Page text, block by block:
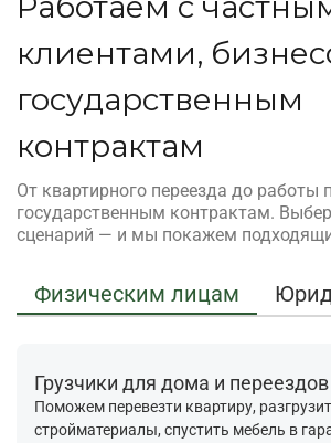
клиентами,
государственным
контрактам
От квартирного переезда до работы
государственным контрактам.
сценарий — и мы покажем
Физическим лицам
Грузчики для дома и переездов
Поможем перевезти квартиру,
стройматериалы, спустить мебель в